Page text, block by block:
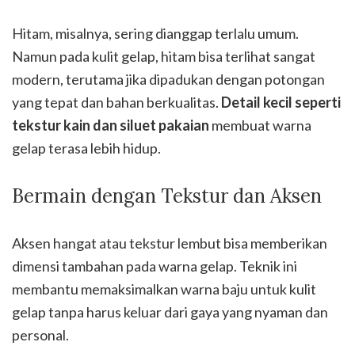
Hitam, misalnya, sering dianggap terlalu umum.
Namun pada kulit gelap, hitam bisa terlihat sangat
modern, terutama jika dipadukan dengan potongan
yang tepat dan bahan berkualitas. Detail kecil seperti
tekstur kain dan siluet pakaian membuat warna
gelap terasa lebih hidup.
Bermain dengan Tekstur dan Aksen
Aksen hangat atau tekstur lembut bisa memberikan
dimensi tambahan pada warna gelap. Teknik ini
membantu memaksimalkan warna baju untuk kulit
gelap tanpa harus keluar dari gaya yang nyaman dan
personal.